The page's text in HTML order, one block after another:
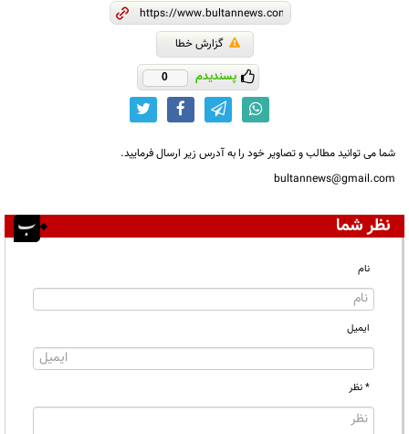
گزارش خطا
پسندیدم 0
شما می توانید مطالب و تصاویر خود را به آدرس زیر ارسال فرمایید.
bultannews@gmail.com
نظر شما
نام
ایمیل
* نظر